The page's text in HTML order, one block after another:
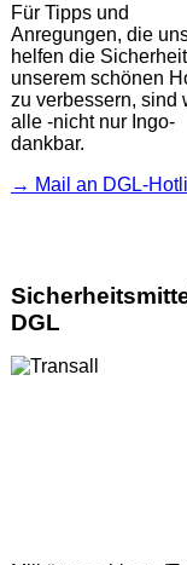
Für Tipps und
Anregungen, die
helfen die
unserem schönen
zu verbessern, sind
alle -nicht nur Ingo-
dankbar.
→ Mail an DGL-
DGL